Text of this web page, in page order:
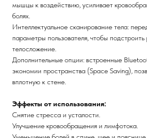
мышцы к воздействию, усиливает
болях.
Интеллектуальное сканирование тела:
параметры пользователя, чтобы
телосложение.
Дополнительные опции: встроенные
экономии пространства (Space Saving),
вплотную к стене.
Эффекты от использования:
Снятие стресса и усталости.
Улучшение кровообращения и лимфотока.